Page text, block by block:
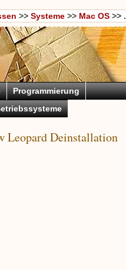
>> Systeme >> Mac OS >> .
Programmierung
Leopard Deinstallation